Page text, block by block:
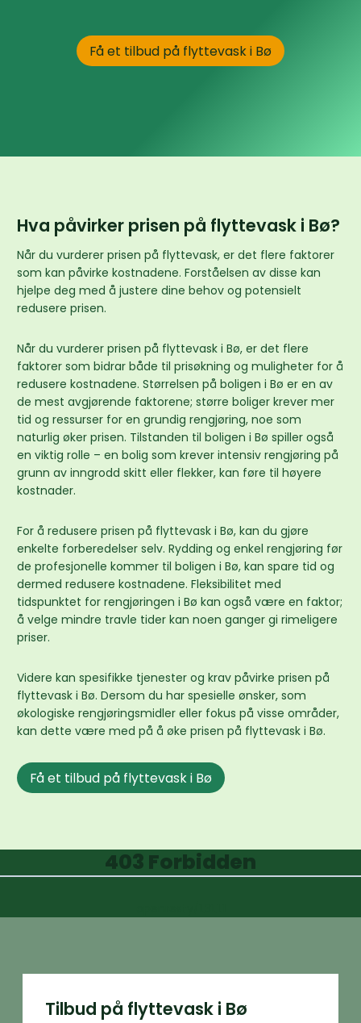
Få et tilbud på flyttevask i Bø
Hva påvirker prisen på flyttevask i Bø?
Når du vurderer prisen på flyttevask, er det flere faktorer
som kan påvirke kostnadene. Forståelsen av disse kan
hjelpe deg med å justere dine behov og potensielt
redusere prisen.
Når du vurderer prisen på flyttevask i Bø, er det flere
faktorer som bidrar både til prisøkning og muligheter for å
redusere kostnadene. Størrelsen på boligen i Bø er en av
de mest avgjørende faktorene; større boliger krever mer
tid og ressurser for en grundig rengjøring, noe som
naturlig øker prisen. Tilstanden til boligen i Bø spiller også
en viktig rolle – en bolig som krever intensiv rengjøring på
grunn av inngrodd skitt eller flekker, kan føre til høyere
kostnader.
For å redusere prisen på flyttevask i Bø, kan du gjøre
enkelte forberedelser selv. Rydding og enkel rengjøring før
de profesjonelle kommer til boligen i Bø, kan spare tid og
dermed redusere kostnadene. Fleksibilitet med
tidspunktet for rengjøringen i Bø kan også være en faktor;
å velge mindre travle tider kan noen ganger gi rimeligere
priser.
Videre kan spesifikke tjenester og krav påvirke prisen på
flyttevask i Bø. Dersom du har spesielle ønsker, som
økologiske rengjøringsmidler eller fokus på visse områder,
kan dette være med på å øke prisen på flyttevask i Bø.
Få et tilbud på flyttevask i Bø
403 Forbidden
Tilbud på flyttevask i Bø